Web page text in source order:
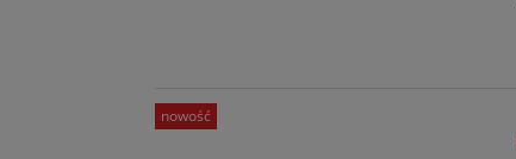
nowość